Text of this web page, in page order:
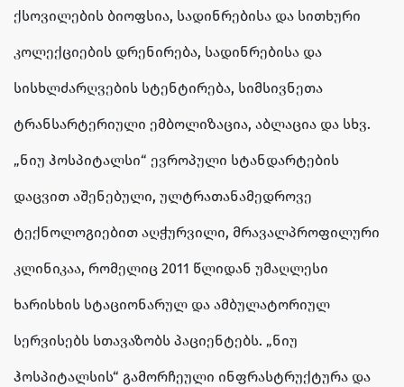
ქსოვილების ბიოფსია, სადინრებისა და სითხური
კოლექციების დრენირება, სადინრებისა და
სისხლძარღვების სტენტირება, სიმსივნეთა
ტრანსარტერიული ემბოლიზაცია, აბლაცია და სხვ.
„ნიუ ჰოსპიტალსი“ ევროპული სტანდარტების
დაცვით აშენებული, ულტრათანამედროვე
ტექნოლოგიებით აღჭურვილი, მრავალპროფილური
კლინიკაა, რომელიც 2011 წლიდან უმაღლესი
ხარისხის სტაციონარულ და ამბულატორიულ
სერვისებს სთავაზობს პაციენტებს. „ნიუ
ჰოსპიტალსის“ გამორჩეული ინფრასტრუქტურა და